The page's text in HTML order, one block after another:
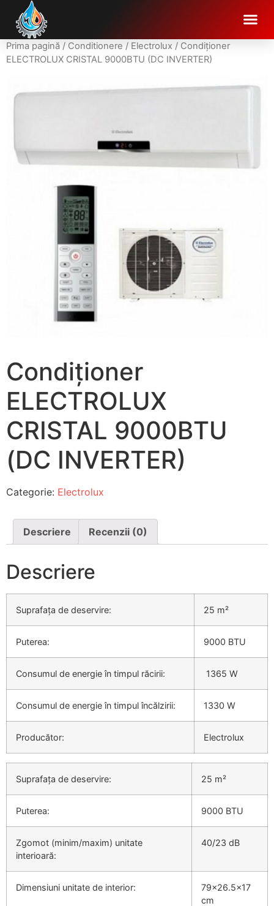
Prima pagină / Conditionere / Electrolux / Condiționer
ELECTROLUX CRISTAL 9000BTU (DC INVERTER)
Condiționer
ELECTROLUX
CRISTAL 9000BTU
(DC INVERTER)
Categorie: Electrolux
Descriere Recenzii (0)
Descriere
Suprafața de deservire: 25 m²
Puterea: 9000 BTU
Consumul de energie în timpul răcirii: 1365 W
Consumul de energie în timpul încălzirii: 1330 W
Producător: Electrolux
Suprafața de deservire: 25 m²
Puterea: 9000 BTU
Zgomot (minim/maxim) unitate
interioară:
40/23 dB
Dimensiuni unitate de interior:
79×26.5×17
cm